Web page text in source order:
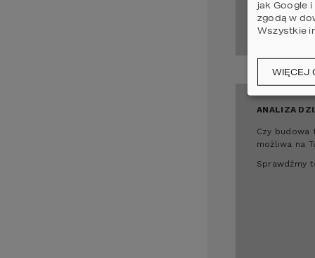
ANALIZA
Czy
możliwa na
Sprawdźmy
jak Google
zgodą w
Wszystkie
WIĘCEJ